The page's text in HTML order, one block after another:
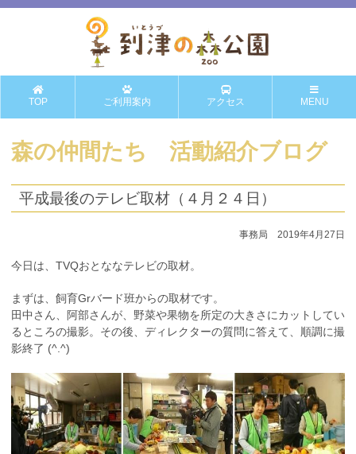
TOP ご利用案内 アクセス MENU
森の仲間たち 活動紹介ブログ
平成最後のテレビ取材（４月２４日）
事務局 2019年4月27日
今日は、TVQおとななテレビの取材。
まずは、飼育Grバード班からの取材です。
田中さん、阿部さんが、野菜や果物を所定の大きさにカットしてい
るところの撮影。その後、ディレクターの質問に答えて、順調に撮
影終了 (^.^)